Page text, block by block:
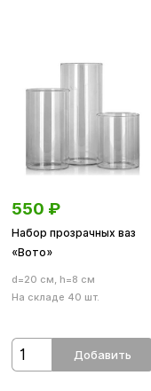
550 ₽
Набор прозрачных ваз
«Вото»
d=20 см, h=8 см
На складе 40 шт.
Добавить